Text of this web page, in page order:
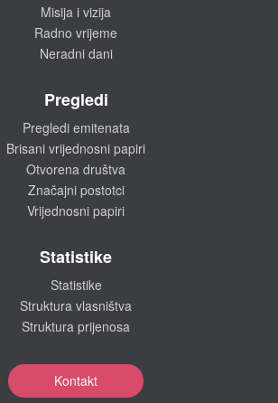
Misija i vizija
Radno vrijeme
Neradni dani
Pregledi
Pregledi emitenata
Brisani vrijednosni papiri
Otvorena društva
Značajni postotci
Vrijednosni papiri
Statistike
Statistike
Struktura vlasništva
Struktura prijenosa
Kontakt